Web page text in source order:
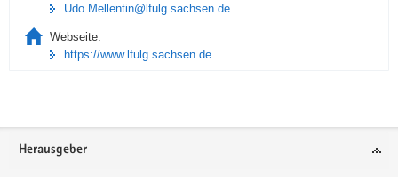
Udo.Mellentin@lfulg.sachsen.de
Webseite:
https://www.lfulg.sachsen.de
Footer-
Herausgeber